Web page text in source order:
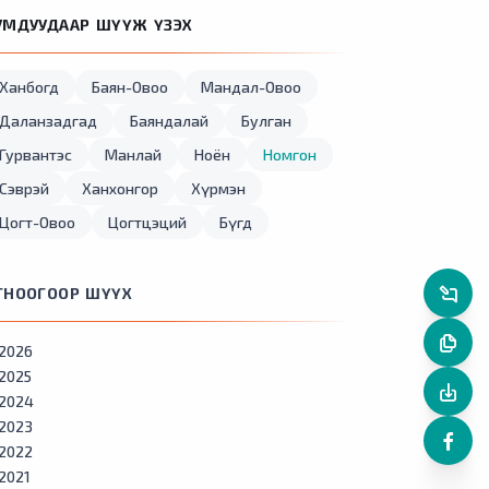
ШҮҮЖ ҮЗЭХ
Ханбогд Баян-Овоо
Мандал-Овоо
Даланзадгад
Баяндалай
Булган
Гурвантэс
Манлай Ноён
Номгон
Сэврэй
Ханхонгор
Хүрмэн
Цогт-Овоо
Цогтцэций Бүгд
ШҮҮХ